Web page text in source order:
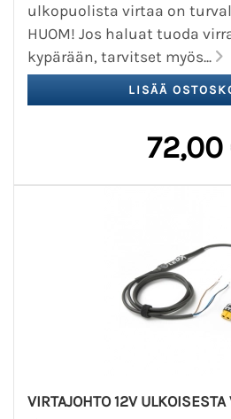
ulkopuolista virtaa on
HUOM! Jos haluat tuoda
kypärään, tarvitset myös...
72,00
VIRTAJOHTO 12V